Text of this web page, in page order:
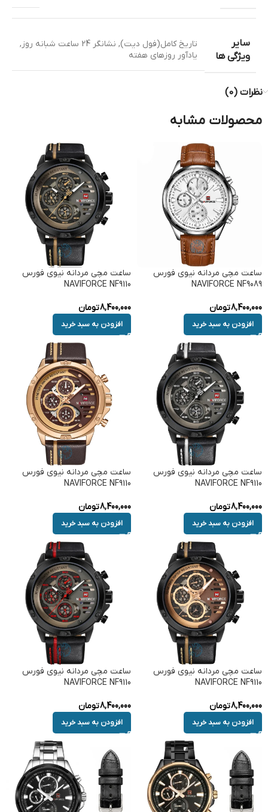
سایر
ویژگی ها
تاریخ کامل(فول دیت), نشانگر 24 ساعت شبانه روز
,
یادآور روزهای هفته
نظرات (0)
محصولات مشابه
ساعت مچی مردانه نیوی فورس
NAVIFORCE NF9089
8,400,000تومان
افزودن به سبد خرید
ساعت مچی مردانه نیوی فورس
NAVIFORCE NF9110
8,400,000تومان
افزودن به سبد خرید
ساعت مچی مردانه نیوی فورس
NAVIFORCE NF9110
8,400,000تومان
افزودن به سبد خرید
ساعت مچی مردانه نیوی فورس
NAVIFORCE NF9110
8,400,000تومان
افزودن به سبد خرید
ساعت مچی مردانه نیوی فورس
NAVIFORCE NF9110
8,400,000تومان
افزودن به سبد خرید
ساعت مچی مردانه نیوی فورس
NAVIFORCE NF9110
8,400,000تومان
افزودن به سبد خرید